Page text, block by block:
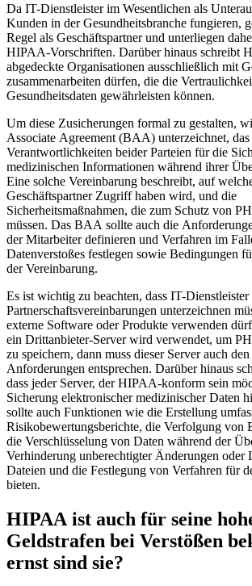
Da IT-Dienstleister im Wesentlichen als
Kunden in der Gesundheitsbranche fungieren,
Regel als Geschäftspartner und unterliegen
HIPAA-Vorschriften. Darüber hinaus schreibt
abgedeckte Organisationen ausschließlich mit
zusammenarbeiten dürfen, die die
Gesundheitsdaten gewährleisten können.
Um diese Zusicherungen formal zu gestalten,
Associate Agreement (BAA) unterzeichnet, das
Verantwortlichkeiten beider Parteien für die
medizinischen Informationen während ihrer
Eine solche Vereinbarung beschreibt, auf
Geschäftspartner Zugriff haben wird, und die
Sicherheitsmaßnahmen, die zum Schutz von
müssen. Das BAA sollte auch die
der Mitarbeiter definieren und Verfahren im
Datenverstoßes festlegen sowie Bedingungen
der Vereinbarung.
Es ist wichtig zu beachten, dass IT-
Partnerschaftsvereinbarungen unterzeichnen
externe Software oder Produkte verwenden
ein Drittanbieter-Server wird verwendet, um
zu speichern, dann muss dieser Server auch
Anforderungen entsprechen. Darüber hinaus
dass jeder Server, der HIPAA-konform sein
Sicherung elektronischer medizinischer Daten
sollte auch Funktionen wie die Erstellung
Risikobewertungsberichte, die Verfolgung von
die Verschlüsselung von Daten während der
Verhinderung unberechtigter Änderungen oder
Dateien und die Festlegung von Verfahren für
bieten.
HIPAA ist auch für seine
Geldstrafen bei Verstößen
ernst sind sie?